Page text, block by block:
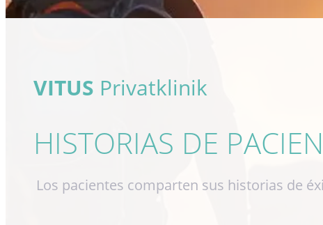
VITUS Privatklinik
HISTORIAS DE
Los pacientes comparten sus historias de